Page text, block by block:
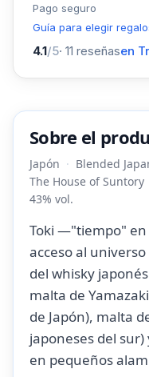
Pago seguro
Guía para elegir
4.1/5· 11 reseñasen
Sobre el
Japón
Blended
The House of Suntory
43% vol.
Toki —"tiempo"
acceso al
del whisky
malta de
de Japón), malta
japoneses del
en pequeños